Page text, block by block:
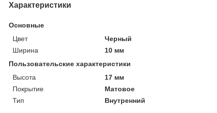
Характеристики
Основные
Цвет
Черный
Ширина
10 мм
Пользовательские характеристики
Высота
17 мм
Покрытие
Матовое
Тип
Внутренний